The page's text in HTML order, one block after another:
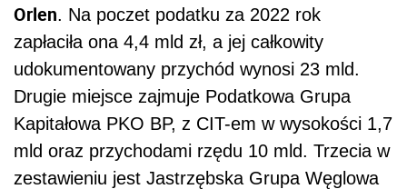
Orlen. Na poczet podatku za 2022 rok
zapłaciła ona 4,4 mld zł, a jej całkowity
udokumentowany przychód wynosi 23 mld.
Drugie miejsce zajmuje Podatkowa Grupa
Kapitałowa PKO BP, z CIT-em w wysokości 1,7
mld oraz przychodami rzędu 10 mld. Trzecia w
zestawieniu jest Jastrzębska Grupa Węglowa